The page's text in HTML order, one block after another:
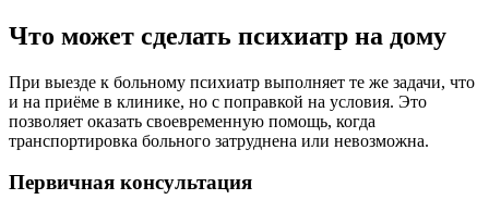
Что может сделать психиатр на дому
При выезде к больному психиатр выполняет те же задачи, что
и на приёме в клинике, но с поправкой на условия. Это
позволяет оказать своевременную помощь, когда
транспортировка больного затруднена или невозможна.
Первичная консультация